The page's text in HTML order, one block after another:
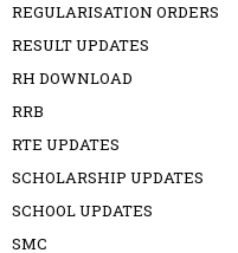
REGULARISATION ORDERS
RESULT UPDATES
RH DOWNLOAD
RRB
RTE UPDATES
SCHOLARSHIP UPDATES
SCHOOL UPDATES
SMC